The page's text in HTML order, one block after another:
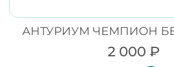
АНТУРИУМ ЧЕМПИОН
2 000 ₽